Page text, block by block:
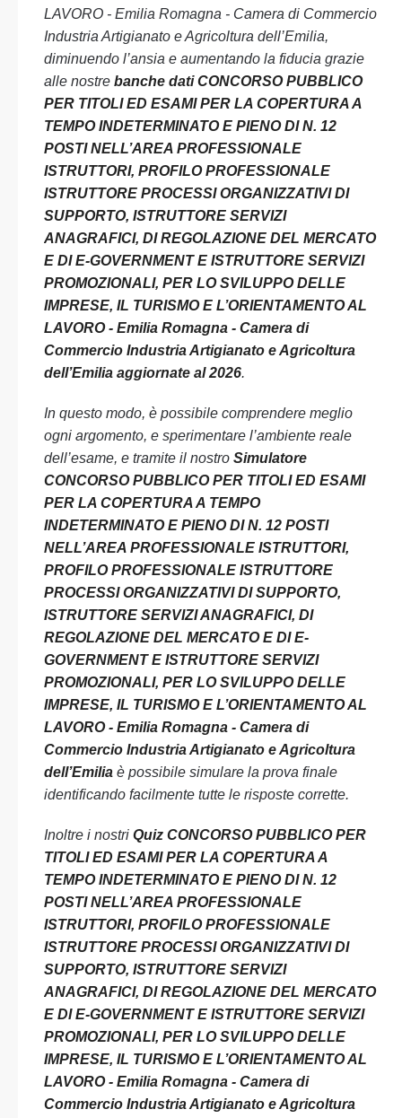
LAVORO - Emilia Romagna - Camera di Commercio
Industria Artigianato e Agricoltura dell’Emilia,
diminuendo l’ansia e aumentando la fiducia grazie
alle nostre banche dati CONCORSO PUBBLICO
PER TITOLI ED ESAMI PER LA COPERTURA A
TEMPO INDETERMINATO E PIENO DI N. 12
POSTI NELL’AREA PROFESSIONALE
ISTRUTTORI, PROFILO PROFESSIONALE
ISTRUTTORE PROCESSI ORGANIZZATIVI DI
SUPPORTO, ISTRUTTORE SERVIZI
ANAGRAFICI, DI REGOLAZIONE DEL MERCATO
E DI E-GOVERNMENT E ISTRUTTORE SERVIZI
PROMOZIONALI, PER LO SVILUPPO DELLE
IMPRESE, IL TURISMO E L’ORIENTAMENTO AL
LAVORO - Emilia Romagna - Camera di
Commercio Industria Artigianato e Agricoltura
dell’Emilia aggiornate al 2026.
In questo modo, è possibile comprendere meglio
ogni argomento, e sperimentare l’ambiente reale
dell’esame, e tramite il nostro Simulatore
CONCORSO PUBBLICO PER TITOLI ED ESAMI
PER LA COPERTURA A TEMPO
INDETERMINATO E PIENO DI N. 12 POSTI
NELL’AREA PROFESSIONALE ISTRUTTORI,
PROFILO PROFESSIONALE ISTRUTTORE
PROCESSI ORGANIZZATIVI DI SUPPORTO,
ISTRUTTORE SERVIZI ANAGRAFICI, DI
REGOLAZIONE DEL MERCATO E DI E-
GOVERNMENT E ISTRUTTORE SERVIZI
PROMOZIONALI, PER LO SVILUPPO DELLE
IMPRESE, IL TURISMO E L’ORIENTAMENTO AL
LAVORO - Emilia Romagna - Camera di
Commercio Industria Artigianato e Agricoltura
dell’Emilia è possibile simulare la prova finale
identificando facilmente tutte le risposte corrette.
Inoltre i nostri Quiz CONCORSO PUBBLICO PER
TITOLI ED ESAMI PER LA COPERTURA A
TEMPO INDETERMINATO E PIENO DI N. 12
POSTI NELL’AREA PROFESSIONALE
ISTRUTTORI, PROFILO PROFESSIONALE
ISTRUTTORE PROCESSI ORGANIZZATIVI DI
SUPPORTO, ISTRUTTORE SERVIZI
ANAGRAFICI, DI REGOLAZIONE DEL MERCATO
E DI E-GOVERNMENT E ISTRUTTORE SERVIZI
PROMOZIONALI, PER LO SVILUPPO DELLE
IMPRESE, IL TURISMO E L’ORIENTAMENTO AL
LAVORO - Emilia Romagna - Camera di
Commercio Industria Artigianato e Agricoltura